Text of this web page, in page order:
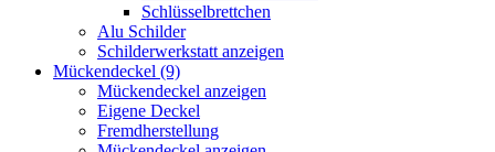
Schlüsselbrettchen
Alu Schilder
Schilderwerkstatt anzeigen
Mückendeckel (9)
Mückendeckel anzeigen
Eigene Deckel
Fremdherstellung